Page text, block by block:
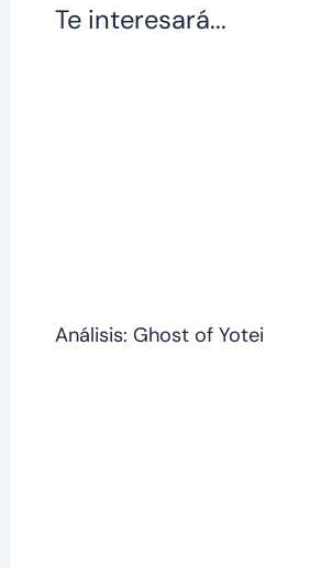
Te interesará...
Análisis: Ghost of Yotei